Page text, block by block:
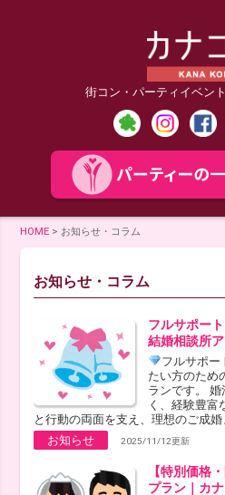
街コン・パーティイベン
HOME > お知らせ・コラム
お知らせ・コラム
フルサポー
結婚相談所
フルサポー
たい方のため
ランです。
く、経験豊富
と行動の両面を支え、理想のご成婚
お知らせ
2025/11/12更新
【特別価格
プラン｜カ